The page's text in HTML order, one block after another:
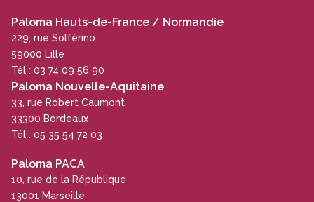
Paloma Hauts-de-France / Normandie
229, rue Solférino
59000 Lille
Tél : 03 74 09 56 90
Paloma Nouvelle-Aquitaine
33, rue Robert Caumont
33300 Bordeaux
Tél : 05 35 54 72 03
Paloma PACA
10, rue de la République
13001 Marseille